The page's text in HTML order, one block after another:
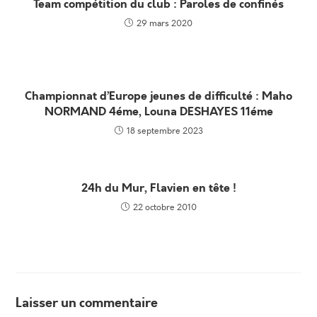
Team compétition du club : Paroles de confinés
29 mars 2020
Championnat d’Europe jeunes de difficulté : Maho
NORMAND 4éme, Louna DESHAYES 11éme
18 septembre 2023
24h du Mur, Flavien en tête !
22 octobre 2010
Laisser un commentaire